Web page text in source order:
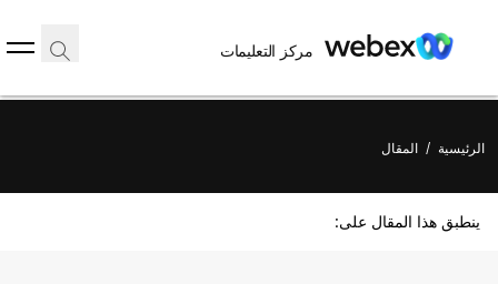
مركز التعليمات
الرئيسية / المقال
ينطبق هذا المقال على: